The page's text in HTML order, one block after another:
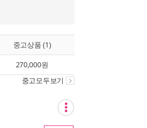
중고상품 (1)
270,000원
중고모두보기